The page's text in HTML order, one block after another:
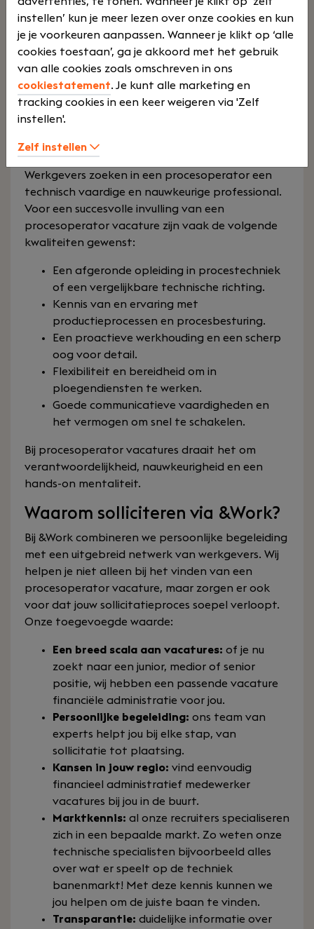
procesoptimalisatie centraal staan.
Naast procesoperator vacatures bieden we meer
productie en assemblage vacatures, waaronder
assemblage monteur vacaturesen
constructiebankwerker vacatures.
een procesoperator?
Werkgevers zoeken in een procesoperator een
technisch vaardige en nauwkeurige professional.
Voor een succesvolle invulling van een
procesoperator vacature zijn vaak de volgende
kwaliteiten gewenst:
Een afgeronde opleiding in procestechniek
of een vergelijkbare technische richting.
Kennis van en ervaring met
productieprocessen en procesbesturing.
Een proactieve werkhouding en een scherp
oog voor detail.
Flexibiliteit en bereidheid om in
ploegendiensten te werken.
Goede communicatieve vaardigheden en
het vermogen om snel te schakelen.
Bij procesoperator vacatures draait het om
verantwoordelijkheid, nauwkeurigheid en een
hands-on mentaliteit.
Waarom solliciteren via &Work?
Bij &Work combineren we persoonlijke begeleiding
met een uitgebreid netwerk van werkgevers. Wij
helpen je niet alleen bij het vinden van een
procesoperator vacature, maar zorgen er ook
voor dat jouw sollicitatieproces soepel verloopt.
Onze toegevoegde waarde:
Een breed scala aan vacatures: of je nu
zoekt naar een junior, medior of senior
positie, wij hebben een passende vacature
financiële administratie voor jou.
Persoonlijke begeleiding: ons team van
experts helpt jou bij elke stap, van
sollicitatie tot plaatsing.
Kansen in jouw regio: vind eenvoudig
financieel administratief medewerker
vacatures bij jou in de buurt.
Marktkennis: al onze recruiters specialiseren
zich in een bepaalde markt. Zo weten onze
technische specialisten bijvoorbeeld alles
over wat er speelt op de techniek
banenmarkt! Met deze kennis kunnen we
jou helpen om de juiste baan te vinden.
Transparantie: duidelijke informatie over
instellen’ kun je meer lezen over onze cookies en kun
je je voorkeuren aanpassen. Wanneer je klikt op ‘alle
cookies toestaan’, ga je akkoord met het gebruik
van alle cookies zoals omschreven in ons
cookiestatement. Je kunt alle marketing en
tracking cookies in een keer weigeren via 'Zelf
instellen'.
Zelf instellen